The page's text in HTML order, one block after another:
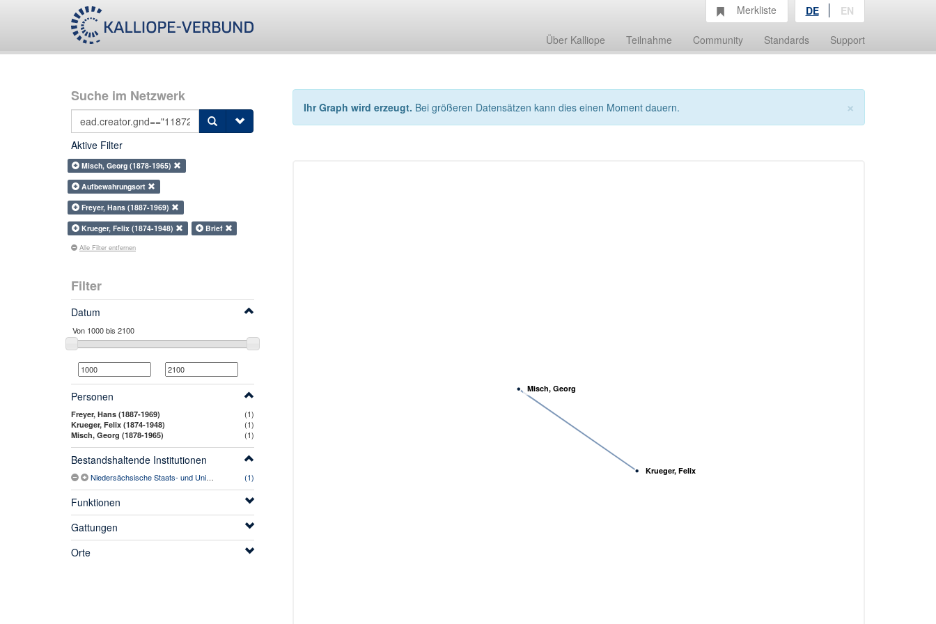
Über Kalliope Teilnahme Community Standards Support
Merkliste DE EN
Suche im Netzwerk
Aktive Filter
Misch, Georg (1878-1965)
Aufbewahrungsort
Freyer, Hans (1887-1969)
Krueger, Felix (1874-1948)
Brief
Alle Filter entfernen
Filter
Datum
Personen
Freyer, Hans (1887-1969) (1)
Krueger, Felix (1874-1948) (1)
Misch, Georg (1878-1965) (1)
Bestandshaltende Institutionen
Niedersächsische Staats- und Universitätsbibliothek Göttingen (1)
Funktionen
Gattungen
Orte
×
Ihr Graph wird erzeugt. Bei größeren Datensätzen kann dies einen Moment dauern.
Misch, Georg
Krueger, Felix